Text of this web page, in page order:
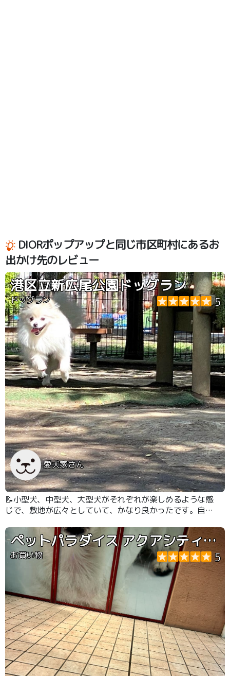
DIORポップアップと同じ市区町村にあるお
出かけ先のレビュー
港区立新広尾公園ドッグラン
ドッグラン 5
愛犬家さん
📝小型犬、中型犬、大型犬がそれぞれが楽しめるような感
じで、敷地が広々としていて、かなり良かったです。自然
ペットパラダイス アクアシティお台場店
お買い物 5